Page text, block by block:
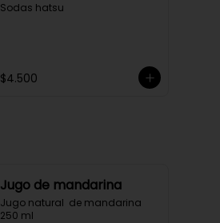
Sodas hatsu
$4.500
Jugo de mandarina
Jugo natural  de mandarina
250 ml